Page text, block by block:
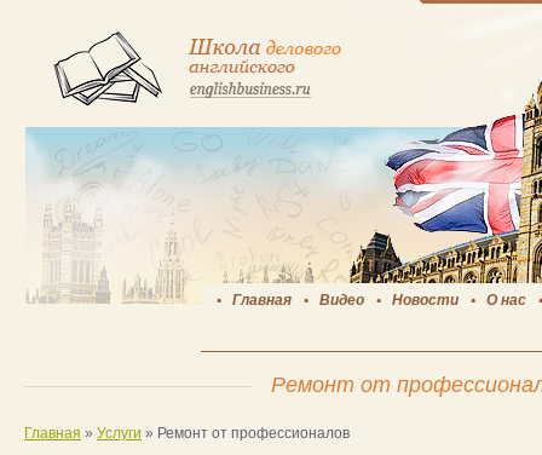
Главная Видео Новости О нас
Ремонт от
Главная » Услуги » Ремонт от профессионалов